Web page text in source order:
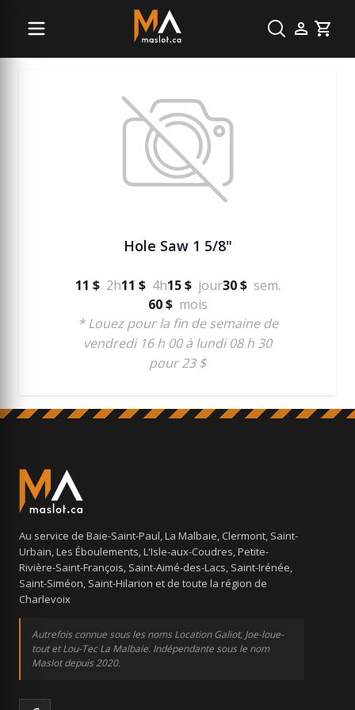
Cart
Menuiserie
Hole Saw 1 5/8"
11 $ 2h11 $ 4h15 $ jour30 $ sem.
60 $ mois
* Louez pour la fin de semaine de
vendredi 16 h 00 à lundi 08 h 30
pour 23 $
Au service de Baie-Saint-Paul, La Malbaie, Clermont, Saint-
Urbain, Les Éboulements, L'Isle-aux-Coudres, Petite-
Rivière-Saint-François, Saint-Aimé-des-Lacs, Saint-Irénée,
Saint-Siméon, Saint-Hilarion et de toute la région de
Charlevoix
Autrefois connue sous les noms Location Galiot, Joe-loue-
tout et Lou-Tec La Malbaie. Indépendante sous le nom
Maslot depuis 2020.